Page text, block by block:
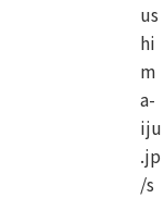
us
hi
m
a-
iju
.jp
/s